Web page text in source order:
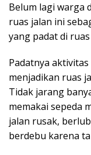
Belum lagi warga
ruas jalan ini
yang padat di ruas
Padatnya
menjadikan ruas
Tidak jarang
memakai sepeda
jalan rusak,
berdebu karena